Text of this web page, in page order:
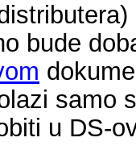
bude
samo
u DS-